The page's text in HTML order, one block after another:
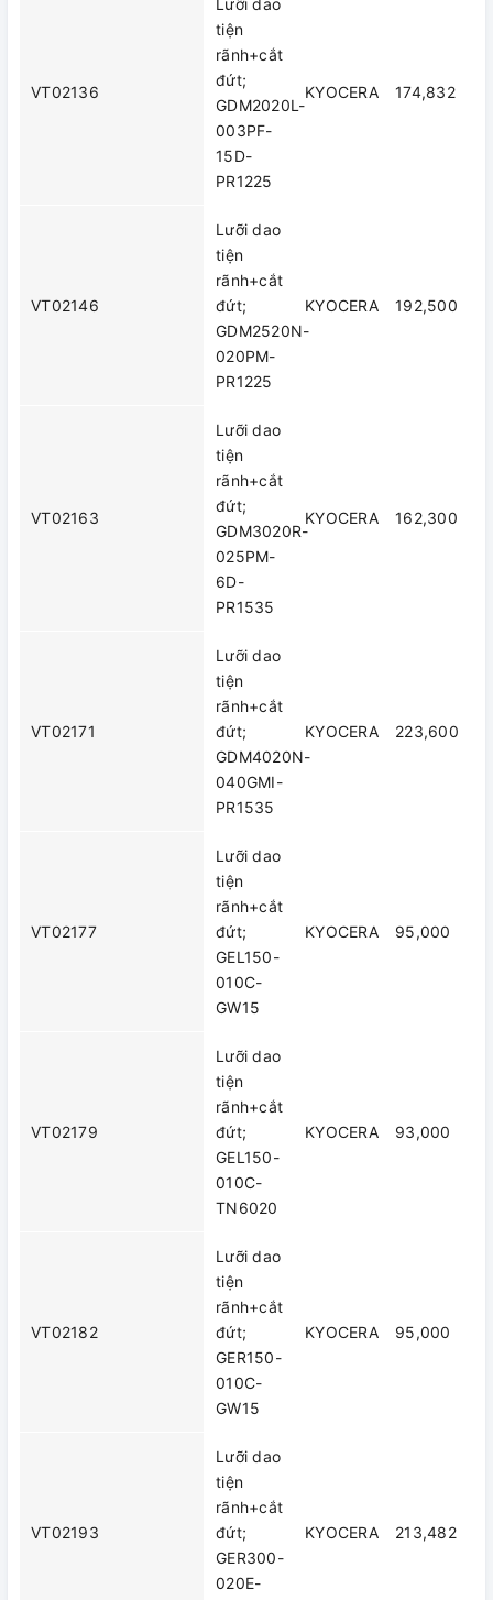
VT02136
Lưỡi dao
tiện
rãnh+cắt
đứt;
GDM2020L-
003PF-
15D-
PR1225
KYOCERA 174,832
VT02146
Lưỡi dao
tiện
rãnh+cắt
đứt;
GDM2520N-
020PM-
PR1225
KYOCERA 192,500
VT02163
Lưỡi dao
tiện
rãnh+cắt
đứt;
GDM3020R-
025PM-
6D-
PR1535
KYOCERA 162,300
VT02171
Lưỡi dao
tiện
rãnh+cắt
đứt;
GDM4020N-
040GMI-
PR1535
KYOCERA 223,600
VT02177
Lưỡi dao
tiện
rãnh+cắt
đứt;
GEL150-
010C-
GW15
KYOCERA 95,000
VT02179
Lưỡi dao
tiện
rãnh+cắt
đứt;
GEL150-
010C-
TN6020
KYOCERA 93,000
VT02182
Lưỡi dao
tiện
rãnh+cắt
đứt;
GER150-
010C-
GW15
KYOCERA 95,000
VT02193
Lưỡi dao
tiện
rãnh+cắt
đứt;
GER300-
020E-
KYOCERA 213,482